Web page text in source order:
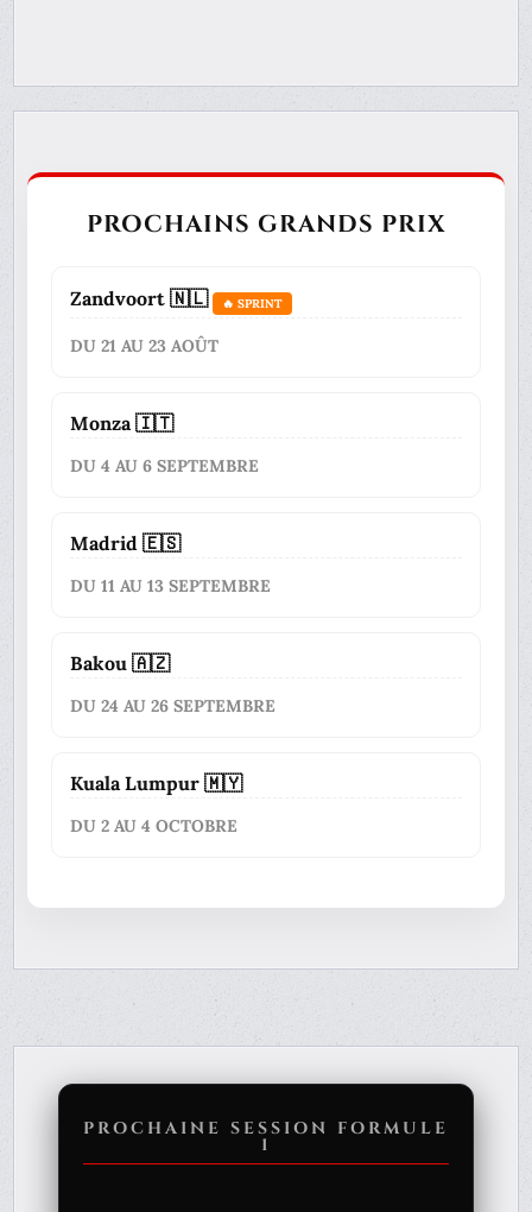
PROCHAINS GRANDS PRIX
Zandvoort 🇳🇱 🔥 SPRINT
DU 21 AU 23 AOÛT
Monza 🇮🇹
DU 4 AU 6 SEPTEMBRE
Madrid 🇪🇸
DU 11 AU 13 SEPTEMBRE
Bakou 🇦🇿
DU 24 AU 26 SEPTEMBRE
Kuala Lumpur 🇲🇾
DU 2 AU 4 OCTOBRE
PROCHAINE SESSION FORMULE
1